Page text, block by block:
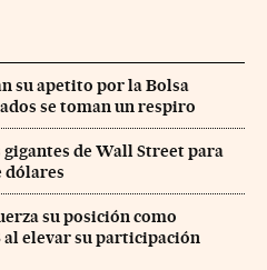
su apetito por la Bolsa
se toman un respiro
de Wall Street para
dólares
su posición como
elevar su participación